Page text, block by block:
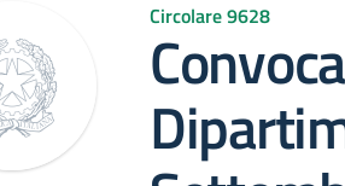
Circolare 9628